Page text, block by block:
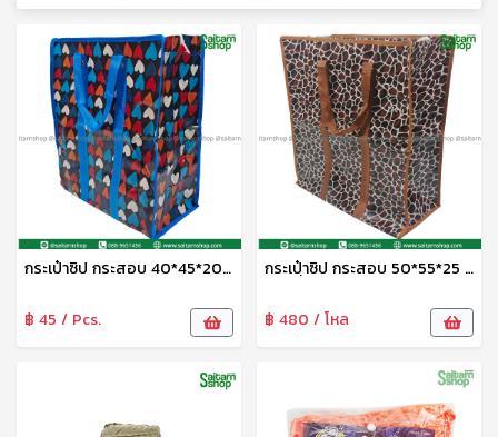
กระเป๋าซิป กระสอบ 40*45*20 ซม.No.16608 TL
฿ 45 / Pcs.
กระเปฺ๋าซิป กระสอบ 50*55*25 ซม.No.16610 TL
฿ 480 / โหล